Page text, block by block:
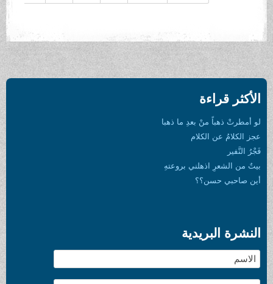
الأكثر قراءة
لو أمطرتْ ذهباً منْ بعدِ ما ذهبا
عجز الكلامُ عن الكلام
فَجْرُ النَّفير
بيتٌ من الشعرِ اذهلني بروعتهِ
أين صاحبي حسن؟؟
النشرة البريدية